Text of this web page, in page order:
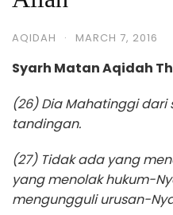
AQIDAH · MARCH 7, 2016
Syarh Matan Aqidah
(26) Dia Mahatinggi
tandingan.
(27) Tidak ada yang
yang menolakhukum-
mengungguli urusan-